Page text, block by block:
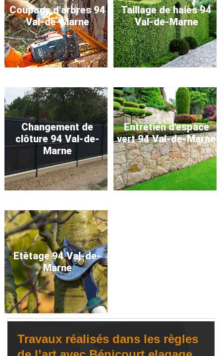
Coupage d'arbres 94
Val-de-Marne
Taillage de haies 94
Val-de-Marne
Changement de
clôture 94 Val-de-
Marne
Entretien d'espace
vert 94 Val-de-Marne
Etêtage 94 Val-de-
Marne
Travaux réalisés dans les règles